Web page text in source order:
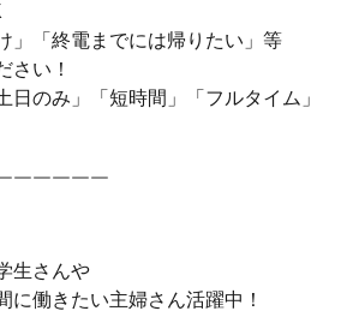
」「終電までには帰りたい」等
さい！
のみ」「短時間」「フルタイム」
￣￣￣￣￣
生さんや
に働きたい主婦さん活躍中！